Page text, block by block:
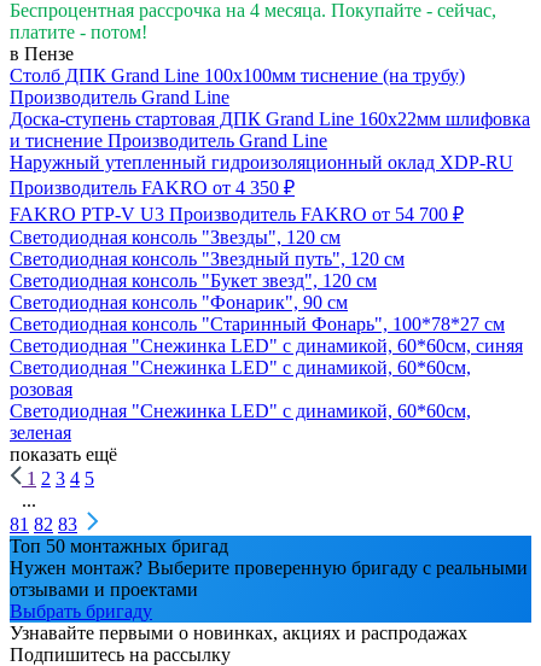
Беспроцентная рассрочка на 4 месяца. Покупайте - сейчас,
платите - потом!
в Пензе
Столб ДПК Grand Line 100х100мм тиснение (на трубу)
Производитель Grand Line
Доска-ступень стартовая ДПК Grand Line 160х22мм шлифовка
и тиснение Производитель Grand Line
Наружный утепленный гидроизоляционный оклад XDP-RU
Производитель FAKRO от 4 350 ₽
FAKRO PTP-V U3 Производитель FAKRO от 54 700 ₽
Светодиодная консоль "Звезды", 120 см
Светодиодная консоль "Звездный путь", 120 см
Светодиодная консоль "Букет звезд", 120 см
Светодиодная консоль "Фонарик", 90 см
Светодиодная консоль "Старинный Фонарь", 100*78*27 см
Светодиодная "Снежинка LED" с динамикой, 60*60см, синяя
Светодиодная "Снежинка LED" с динамикой, 60*60см,
розовая
Светодиодная "Снежинка LED" с динамикой, 60*60см,
зеленая
показать ещё
1 2 3 4 5
...
81 82 83
Топ 50 монтажных бригад
Нужен монтаж? Выберите проверенную бригаду с реальными
отзывами и проектами
Выбрать бригаду
Узнавайте первыми о новинках, акциях и распродажах
Подпишитесь на рассылку